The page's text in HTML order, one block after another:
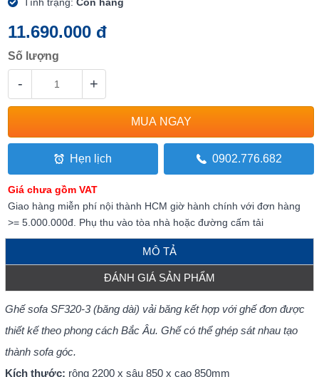
11.690.000 đ
Số lượng
- +
Hẹn lịch 0902.776.682
Giá chưa gồm VAT
Giao hàng miễn phí nội thành HCM giờ hành chính với đơn hàng
>= 5.000.000đ. Phụ thu vào tòa nhà hoặc đường cấm tải
MÔ TẢ
ĐÁNH GIÁ SẢN PHẨM
Ghế sofa SF320-3 (băng dài) vải băng kết hợp với ghế đơn được
thiết kế theo phong cách Bắc Âu. Ghế có thể ghép sát nhau tạo
thành sofa góc.
Kích thước: rộng 2200 x sâu 850 x cao 850mm